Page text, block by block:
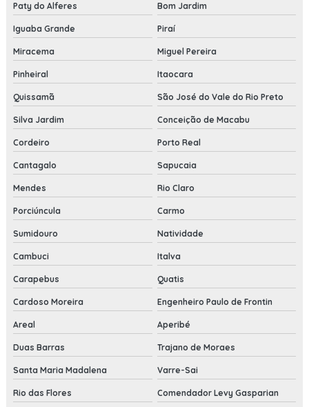
Paty do Alferes Bom Jardim
Iguaba Grande Piraí
Miracema Miguel Pereira
Pinheiral Itaocara
Quissamã São José do Vale do Rio Preto
Silva Jardim Conceição de Macabu
Cordeiro Porto Real
Cantagalo Sapucaia
Mendes Rio Claro
Porciúncula Carmo
Sumidouro Natividade
Cambuci Italva
Carapebus Quatis
Cardoso Moreira Engenheiro Paulo de Frontin
Areal Aperibé
Duas Barras Trajano de Moraes
Santa Maria Madalena Varre-Sai
Rio das Flores Comendador Levy Gasparian